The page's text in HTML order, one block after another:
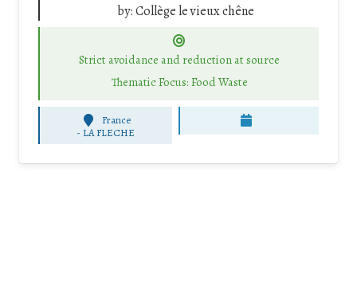
by:Collège le vieux chêne
Strict avoidance and reduction at source
Thematic Focus: Food Waste
France
- LA FLECHE